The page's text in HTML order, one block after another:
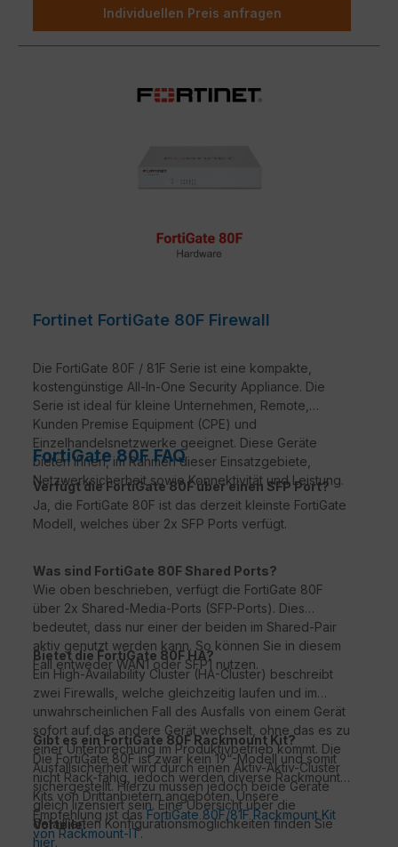
Individuellen Preis anfragen
Fortinet FortiGate 80F Firewall
Die FortiGate 80F / 81F Serie ist eine kompakte,
kostengünstige All-In-One Security Appliance. Die
Serie ist ideal für kleine Unternehmen, Remote,
Kunden Premise Equipment (CPE) und
Einzelhandelsnetzwerke geeignet. Diese Geräte
bieten Ihnen, im Rahmen dieser Einsatzgebiete,
Netzwerksicherheit sowie Konnektivität und Leistung.
FortiGate 80F FAQ
Verfügt die FortiGate 80F über einen SFP Port?
Ja, die FortiGate 80F ist das derzeit kleinste FortiGate
Modell, welches über 2x SFP Ports verfügt.
Was sind FortiGate 80F Shared Ports?
Wie oben beschrieben, verfügt die FortiGate 80F
über 2x Shared-Media-Ports (SFP-Ports). Dies
bedeutet, dass nur einer der beiden im Shared-Pair
aktiv genutzt werden kann. So können Sie in diesem
Fall entweder WAN1 oder SFP1 nutzen.
Bietet die FortiGate 80F HA?
Ein High-Availability Cluster (HA-Cluster) beschreibt
zwei Firewalls, welche gleichzeitig laufen und im
unwahrscheinlichen Fall des Ausfalls von einem Gerät
sofort auf das andere Gerät wechselt, ohne das es zu
einer Unterbrechung im Produktivbetrieb kommt. Die
Ausfallsicherheit wird durch einen Aktiv-Aktiv-Cluster
sichergestellt. Hierzu müssen jedoch beide Geräte
gleich lizensiert sein. Eine Übersicht über die
detaillierten Konfigurationsmöglichkeiten finden Sie
hier.
Gibt es ein FortiGate 80F Rackmount Kit?
Die FortiGate 80F ist zwar kein 19“-Modell und somit
nicht Rack-fähig, jedoch werden diverse Rackmount-
Kits von Drittanbietern angeboten. Unsere
Empfehlung ist dasFortiGate 80F/81F Rackmount Kit
von Rackmount-IT.
Vorteile: